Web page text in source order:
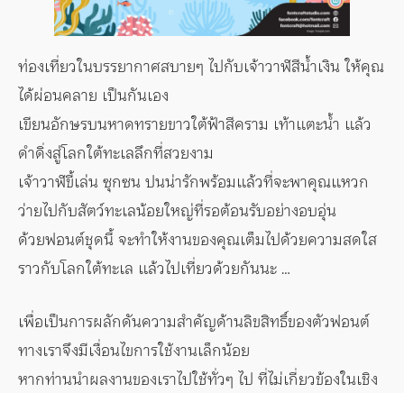
ท่องเที่ยวในบรรยากาศสบายๆ ไปกับเจ้าวาฬสีน้ำเงิน ให้คุณ
ได้ผ่อนคลาย เป็นกันเอง
เขียนอักษรบนหาดทรายขาวใต้ฟ้าสีคราม เท้าแตะน้ำ แล้ว
ดำดิ่งสู่โลกใต้ทะเลลึกที่สวยงาม
เจ้าวาฬขี้เล่น ซุกซน ปนน่ารักพร้อมแล้วที่จะพาคุณแหวก
ว่ายไปกับสัตว์ทะเลน้อยใหญ่ที่รอต้อนรับอย่างอบอุ่น
ด้วยฟอนต์ชุดนี้ จะทำให้งานของคุณเต็มไปด้วยความสดใส
ราวกับโลกใต้ทะเล แล้วไปเที่ยวด้วยกันนะ …
เพื่อเป็นการผลักดันความสำคัญด้านลิขสิทธิ์ของตัวฟอนต์
ทางเราจึงมีเงื่อนไขการใช้งานเล็กน้อย
หากท่านนำผลงานของเราไปใช้ทั่วๆ ไป ที่ไม่เกี่ยวข้องในเชิง